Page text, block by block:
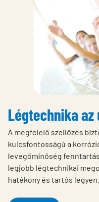
Légtechnika az
A megfelelő szellőzés
kulcsfontosságú a
levegőminőség
legjobb légtechnikai
hatékony és tartós legyen.